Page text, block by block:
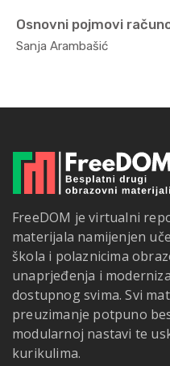
Osnovni pojmovi
Sanja Arambašić
FreeDOM je virtualni
materijala namijenjen
škola i polaznicima
unaprjeđenja i
dostupnog svima. Svi
preuzimanje potpuno
modularnoj nastavi te
kurikulima.